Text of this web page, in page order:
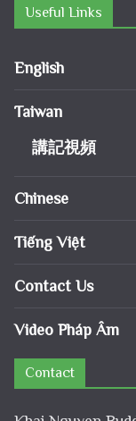
Useful Links
English
Taiwan
講記視頻
Chinese
Tiếng Việt
Contact Us
Video Pháp Âm
Contact